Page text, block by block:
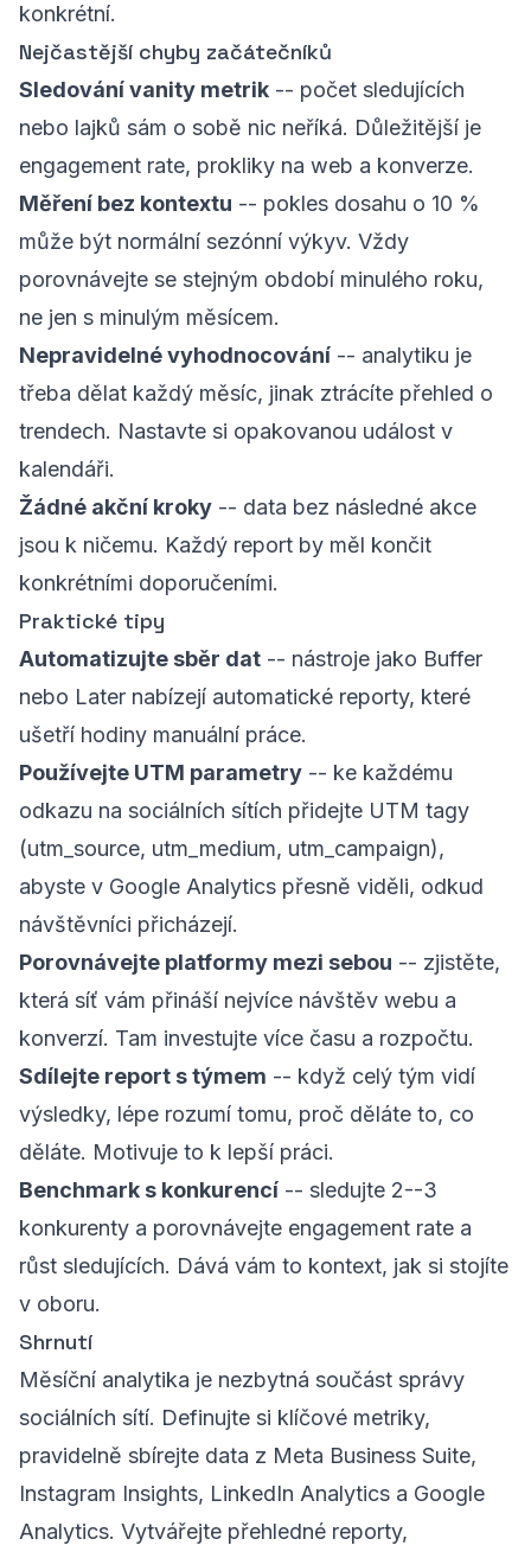
konkrétní.
Nejčastější chyby začátečníků
Sledování vanity metrik -- počet sledujících
nebo lajků sám o sobě nic neříká. Důležitější je
engagement rate, prokliky na web a konverze.
Měření bez kontextu -- pokles dosahu o 10 %
může být normální sezónní výkyv. Vždy
porovnávejte se stejným období minulého roku,
ne jen s minulým měsícem.
Nepravidelné vyhodnocování -- analytiku je
třeba dělat každý měsíc, jinak ztrácíte přehled o
trendech. Nastavte si opakovanou událost v
kalendáři.
Žádné akční kroky -- data bez následné akce
jsou k ničemu. Každý report by měl končit
konkrétními doporučeními.
Praktické tipy
Automatizujte sběr dat -- nástroje jako Buffer
nebo Later nabízejí automatické reporty, které
ušetří hodiny manuální práce.
Používejte UTM parametry -- ke každému
odkazu na sociálních sítích přidejte UTM tagy
(utm_source, utm_medium, utm_campaign),
abyste v Google Analytics přesně viděli, odkud
návštěvníci přicházejí.
Porovnávejte platformy mezi sebou -- zjistěte,
která síť vám přináší nejvíce návštěv webu a
konverzí. Tam investujte více času a rozpočtu.
Sdílejte report s týmem -- když celý tým vidí
výsledky, lépe rozumí tomu, proč děláte to, co
děláte. Motivuje to k lepší práci.
Benchmark s konkurencí -- sledujte 2--3
konkurenty a porovnávejte engagement rate a
růst sledujících. Dává vám to kontext, jak si stojíte
v oboru.
Shrnutí
Měsíční analytika je nezbytná součást správy
sociálních sítí. Definujte si klíčové metriky,
pravidelně sbírejte data z Meta Business Suite,
Instagram Insights, LinkedIn Analytics a Google
Analytics. Vytvářejte přehledné reporty,